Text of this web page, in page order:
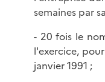
semaines par
- 20 fois le
l'exercice,
janvier 1991 ;